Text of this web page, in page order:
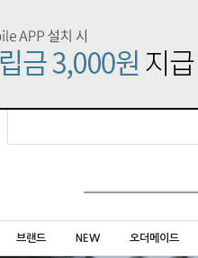
브랜드 NEW 오더메이드